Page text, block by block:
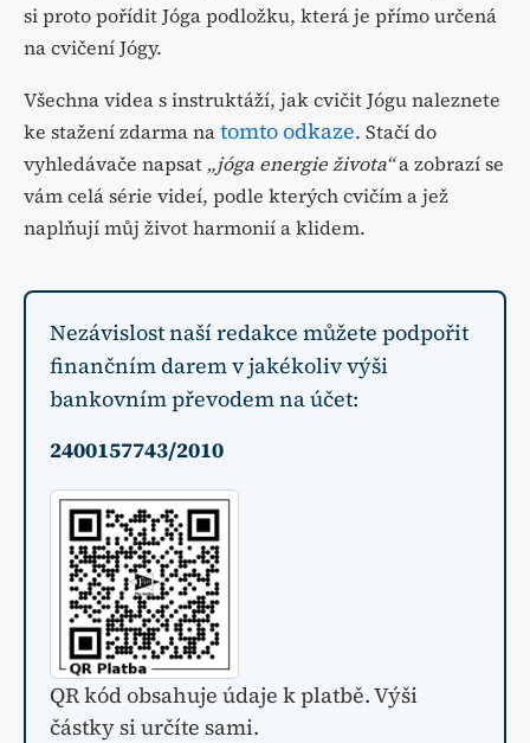
si proto pořídit Jóga podložku, která je přímo určená
na cvičení Jógy.
Všechna videa s instruktáží, jak cvičit Jógu naleznete
ke stažení zdarma natomto odkaze. Stačí do
vyhledávače napsat „jóga energie života“a zobrazí se
vám celá série videí, podle kterých cvičím a jež
naplňují můj život harmonií a klidem.
Nezávislost naší redakce můžete podpořit
finančním darem v jakékoliv výši
bankovním převodem na účet:
2400157743/2010
QR kód obsahuje údaje k platbě. Výši
částky si určíte sami.